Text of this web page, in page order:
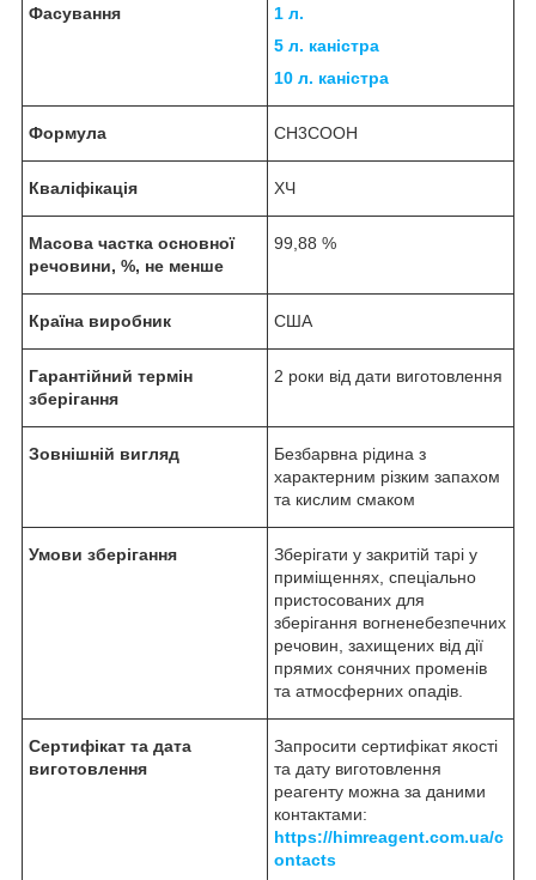
Фасування
1 л.
5 л. каністра
10 л. каністра
Формула CH3COOH
Кваліфікація ХЧ
Масова частка основної
речовини, %, не менше
99,88 %
Країна виробник США
Гарантійний термін
зберігання
2 роки від дати виготовлення
Зовнішній вигляд
Безбарвна рідина з
характерним різким запахом
та кислим смаком
Умови зберігання
Зберігати у закритій тарі у
приміщеннях, спеціально
пристосованих для
зберігання вогненебезпечних
речовин, захищених від дії
прямих сонячних променів
та атмосферних опадів.
Сертифікат та дата
виготовлення
Запросити сертифікат якості
та дату виготовлення
реагенту можна за даними
контактами:
https://himreagent.com.ua/c
ontacts